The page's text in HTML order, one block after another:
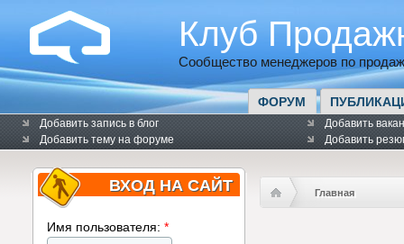
Клуб
Сообщество менеджеров по
ФОРУМ
Добавить запись в блог
Добавить тему на форуме
Добавить
Добавить
ВХОД НА САЙТ
Имя пользователя: *
Главная